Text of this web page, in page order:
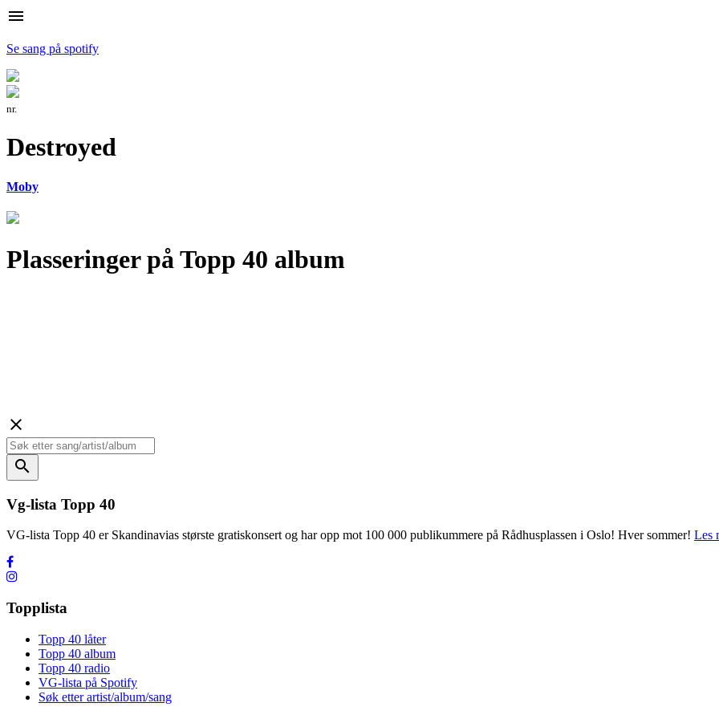
menu
Se sang på spotify
nr.
Destroyed
Moby
Plasseringer på Topp 40 album
close
search
Vg-lista Topp 40
VG-lista Topp 40 er Skandinavias største gratiskonsert og har opp mot 100 000 publikummere på Rådhusplassen i Oslo! Hver sommer! Les
Topplista
Topp 40 låter
Topp 40 album
Topp 40 radio
VG-lista på Spotify
Søk etter artist/album/sang